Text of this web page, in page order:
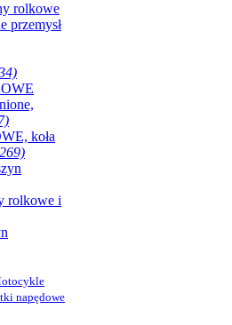
rolkowe
przemysł
koła
rolkowe i
napędowe